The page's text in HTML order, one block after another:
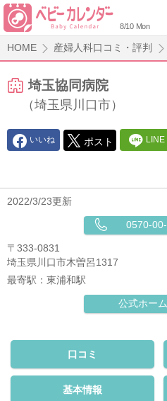
8/10 Mon
HOME 産婦人科口コミ・評判
埼玉協同病院
（埼玉県川口市）
いいね ポスト LINE
2022/3/23更新
0570-
〒333-0831
埼玉県川口市木曽呂1317
最寄駅： 東浦和駅
公式ホー
口コミ
基本情報